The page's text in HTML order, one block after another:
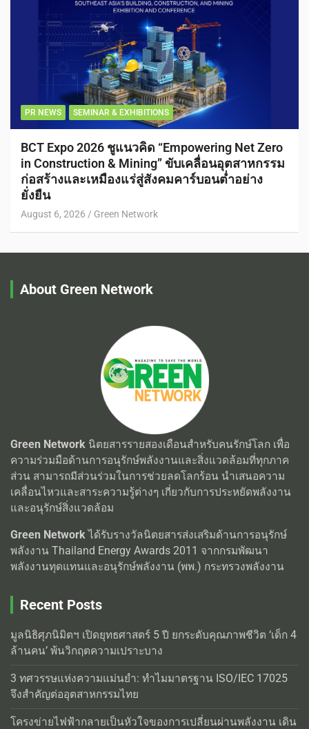
PR NEWS SEMINAR & EXHIBITIONS
BCT Expo 2026 ชูแนวคิด “Empowering Net Zero
in Construction & Mining” ขับเคลื่อนอุตสาหกรรม
ก่อสร้างและเหมืองแร่สู่สังคมคาร์บอนต่ำอย่าง
ยั่งยืน
August 6, 2026 Green Network
About Green Network
Green Network นิตยสารรายสองเดือนสำหรับคนรักษ์โลก เพื่อ
ความร่วมมือด้านการอนุรักษ์พลังงานและสิ่งแวดล้อมที่ทุกภาค
ส่วน สามารถมีส่วนร่วมในการช่วยลดโลกร้อน นำเสนอความ
เคลื่อนไหวและสาระความรู้ต่างๆ เกี่ยวกับการประหยัดพลังงาน
และอนุรักษ์สิ่งแวดล้อม
Green Networkได้รับรางวัลนิตยสารส่งเสริมด้านการอนุรักษ์
พลังงาน Thailand Energy Awards 2011 จากกรมพัฒนา
พลังงานทุดแทนและอนุรักษ์พลังงาน (พพ.) กระทรวงพลังงาน
Recent Posts
มูลนิธิศุภนิมิตฯ เปิดยุทธศาสตร์ 5 ปี ยกระดับคุณภาพชีวิต ‘เด็ก 4
ล้านคน’ พ้นวิกฤตความเปราะบาง
3 ทศวรรษแห่งความแม่นยำ: ทำไมมาตรฐาน ISO/IEC 17025
จึงสำคัญต่ออุตสาหกรรมไทย
โครงข่ายไฟฟ้ากลายเป็นหัวใจของการเปลี่ยนผ่านพลังงาน เดิน